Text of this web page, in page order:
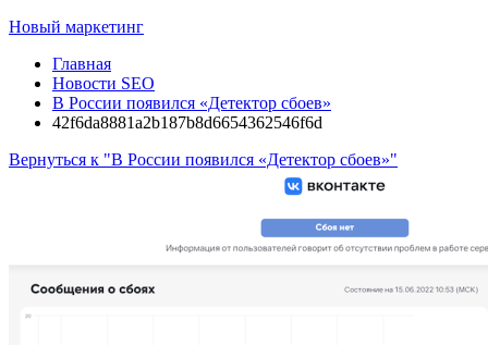
Новый маркетинг
Главная
Новости SEO
В России появился «Детектор сбоев»
42f6da8881a2b187b8d6654362546f6d
Вернуться к "В России появился «Детектор сбоев»"